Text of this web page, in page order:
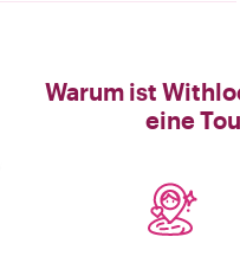
Warum ist
eine